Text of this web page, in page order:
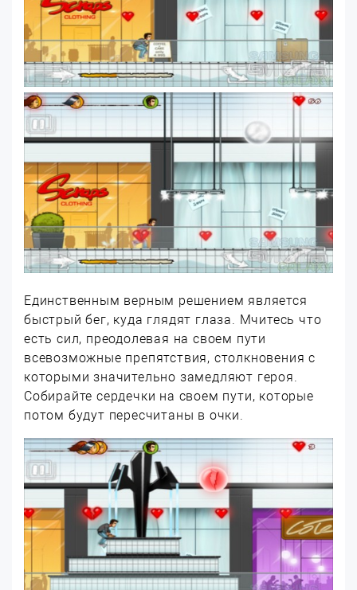
Единственным верным решением является
быстрый бег, куда глядят глаза. Мчитесь что
есть сил, преодолевая на своем пути
всевозможные препятствия, столкновения с
которыми значительно замедляют героя.
Собирайте сердечки на своем пути, которые
потом будут пересчитаны в очки.